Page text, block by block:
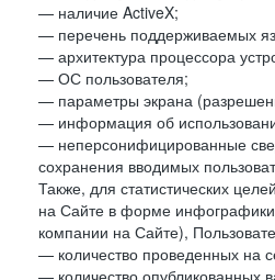
— наличие ActiveX;
— перечень поддерживаемых
— архитектура процессора
— ОС пользователя;
— параметры экрана
— информация об
— неперсонифицированные
сохранения вводимых
Также, для статистических
на Сайте в форме инфографики
компании на Сайте),
— количество проведенных на
— количество опубликованных